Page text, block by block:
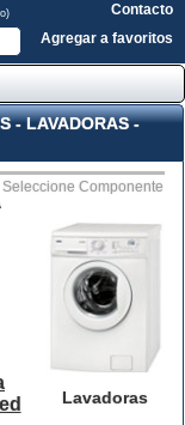
Contacto
Agregar a favoritos
- LAVADORAS -
Seleccione Componente
Lavadoras